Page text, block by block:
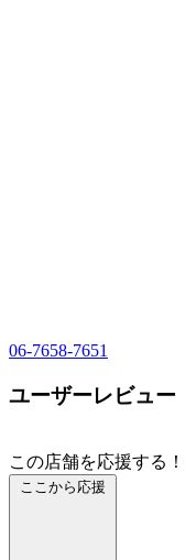
06-7658-7651
ユーザーレビュー
この店舗を応援する！
ここから応援